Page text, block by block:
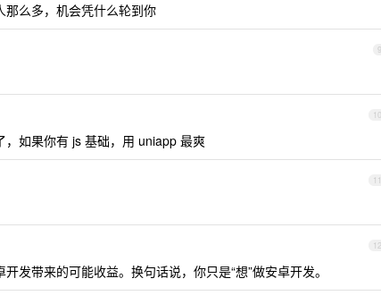
么多，机会凭什么轮到你
9
10
如果你有 js 基础，用 uniapp 最爽
11
12
发带来的可能收益。换句话说，你只是“想”做安卓开发。